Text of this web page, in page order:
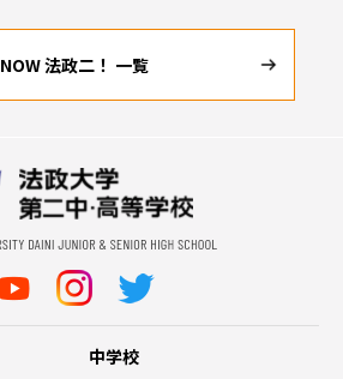
NOW 法政二！ 一覧
中学校